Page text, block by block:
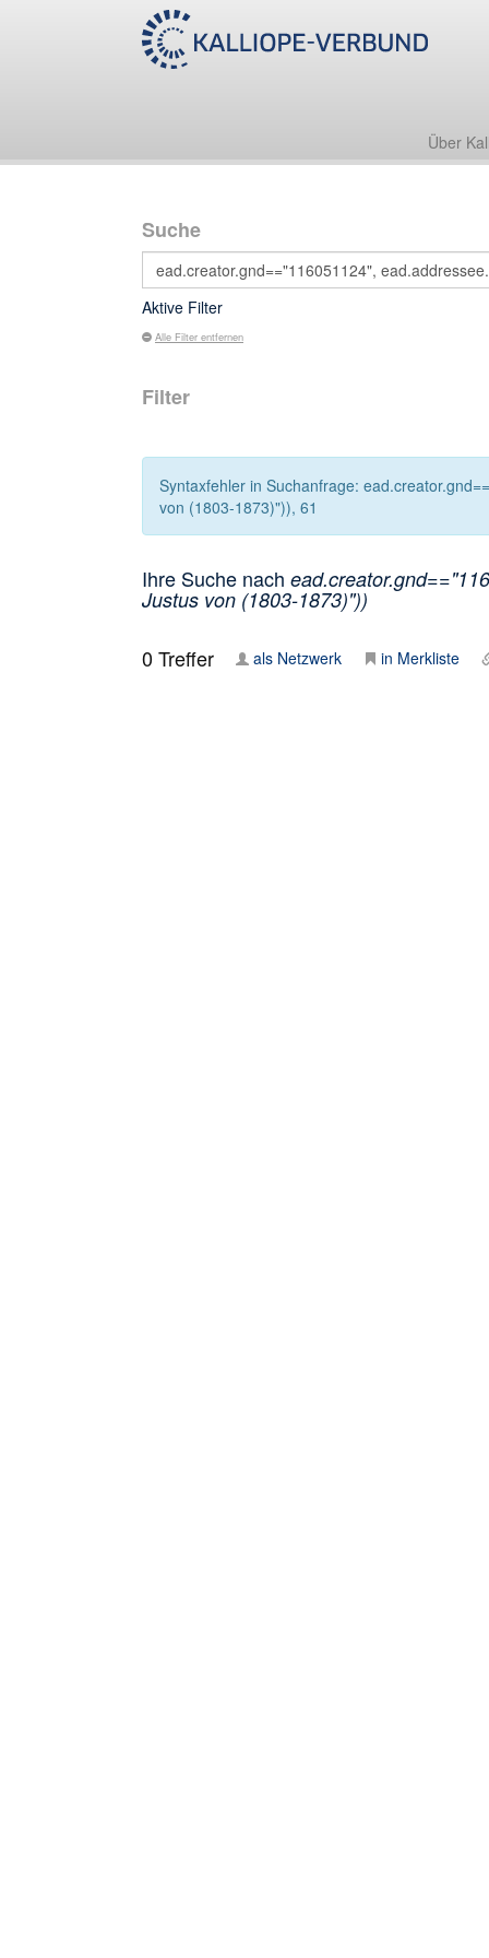
Über
Suche
Aktive Filter
Alle Filter entfernen
Filter
Syntaxfehler in Suchanfrage:
von (1803-1873)")), 61
Ihre Suche nach
Justus von (1803-1873)"))
0Treffer als Netzwerk in Merkliste